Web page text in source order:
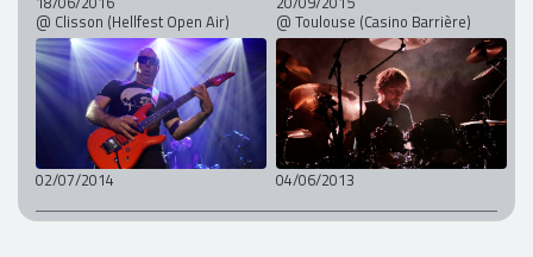
@ Clisson (Hellfest Open Air)
@ Toulouse (Casino Barrière)
02/07/2014 04/06/2013